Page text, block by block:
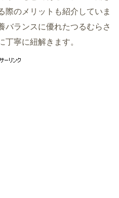
際のメリットも紹介していま
バランスに優れたつるむらさ
丁寧に紐解きます。